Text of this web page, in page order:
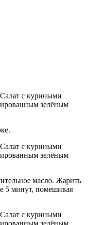
масло. Жарить
5 минут, помешивая